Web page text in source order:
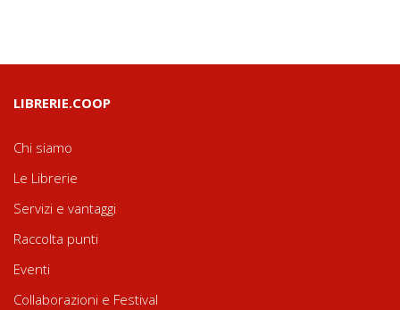
LIBRERIE.COOP
Chi siamo
Le Librerie
Servizi e vantaggi
Raccolta punti
Eventi
Collaborazioni e Festival